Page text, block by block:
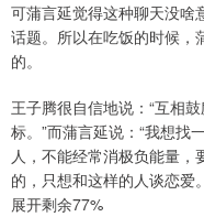
可蒲言延觉得这种聊天没啥
话题。所以在吃饭的时候，
的。
王子腾很自信地说：“互相
标。”而蒲言延说：“我想找
人，不能经常消极负能量，
的，只想和这样的人谈恋爱
展开剩余77%